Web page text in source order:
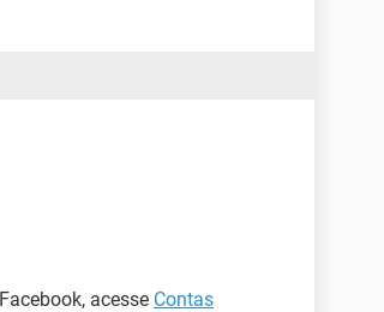
acesse Contas